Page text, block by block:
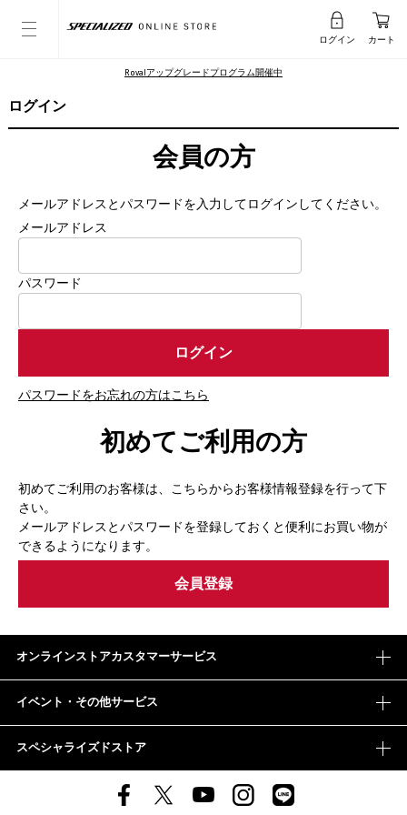
ログイン カート
Rovalアップグレードプログラム開催中
ログイン
会員の方
メールアドレスとパスワードを入力してログインしてください。
メールアドレス
パスワード
パスワードをお忘れの方はこちら
初めてご利用の方
初めてご利用のお客様は、こちらからお客様情報登録を行って下
さい。
メールアドレスとパスワードを登録しておくと便利にお買い物が
できるようになります。
オンラインストアカスタマーサービス
イベント・その他サービス
スペシャライズドストア